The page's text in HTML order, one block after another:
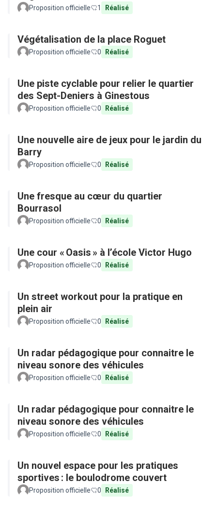
Proposition officielle 1 Réalisé
Végétalisation de la place Roguet
Proposition officielle 0 Réalisé
Une piste cyclable pour relier le quartier
des Sept-Deniers à Ginestous
Proposition officielle 0 Réalisé
Une nouvelle aire de jeux pour le jardin du
Barry
Proposition officielle 0 Réalisé
Une fresque au cœur du quartier
Bourrasol
Proposition officielle 0 Réalisé
Une cour « Oasis » à l’école Victor Hugo
Proposition officielle 0 Réalisé
Un street workout pour la pratique en
plein air
Proposition officielle 0 Réalisé
Un radar pédagogique pour connaitre le
niveau sonore des véhicules
Proposition officielle 0 Réalisé
Un radar pédagogique pour connaitre le
niveau sonore des véhicules
Proposition officielle 0 Réalisé
Un nouvel espace pour les pratiques
sportives : le boulodrome couvert
Proposition officielle 0 Réalisé